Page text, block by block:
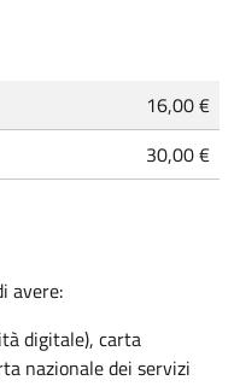
16,00 €
30,00 €
avere:
digitale), carta
nazionale dei servizi